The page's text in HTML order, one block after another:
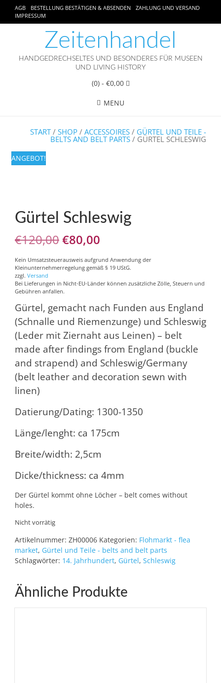
AGB BESTELLUNG BESTÄTIGEN & ABSENDEN
ZAHLUNG UND VERSAND
IMPRESSUM
Zeitenhandel
HANDGEDRECHSELTES UND BESONDERES FÜR MUSEEN
UND LIVING HISTORY
(0)- €0,00
MENU
START/ SHOP / ACCESSOIRES / GÜRTEL UND TEILE -
BELTS AND BELT PARTS / GÜRTEL SCHLESWIG
ANGEBOT!
Gürtel Schleswig
€120,00Ursprünglicher
Preis
war:
€120,00
€80,00
Preis
ist:
Kein Umsatzsteuerausweis aufgrund Anwendung der
Kleinunternehmerregelung gemäß § 19 UStG.
zzgl. Versand
Bei Lieferungen in Nicht-EU-Länder können zusätzliche Zölle, Steuern und
Gebühren anfallen.
Gürtel, gemacht nach Funden aus England
(Schnalle und Riemenzunge) und Schleswig
(Leder mit Ziernaht aus Leinen) – belt
made after findings from England (buckle
and strapend) and Schleswig/Germany
(belt leather and decoration sewn with
linen)
Datierung/Dating: 1300-1350
Länge/lenght: ca 175cm
Breite/width: 2,5cm
Dicke/thickness: ca 4mm
Der Gürtel kommt ohne Löcher – belt comes without
holes.
Nicht vorrätig
Artikelnummer: ZH00006 Kategorien: Flohmarkt - flea
market, Gürtel und Teile - belts and belt parts
Schlagwörter: 14. Jahrhundert, Gürtel, Schleswig
Ähnliche Produkte